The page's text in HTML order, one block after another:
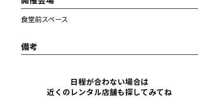
食堂前スペース
備考
日程が合わない場合は
近くのレンタル店舗も探してみてね